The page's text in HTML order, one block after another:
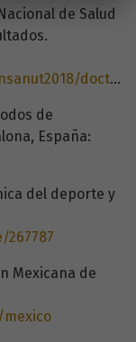
de Salud
de
España:
del deporte y
Mexicana de